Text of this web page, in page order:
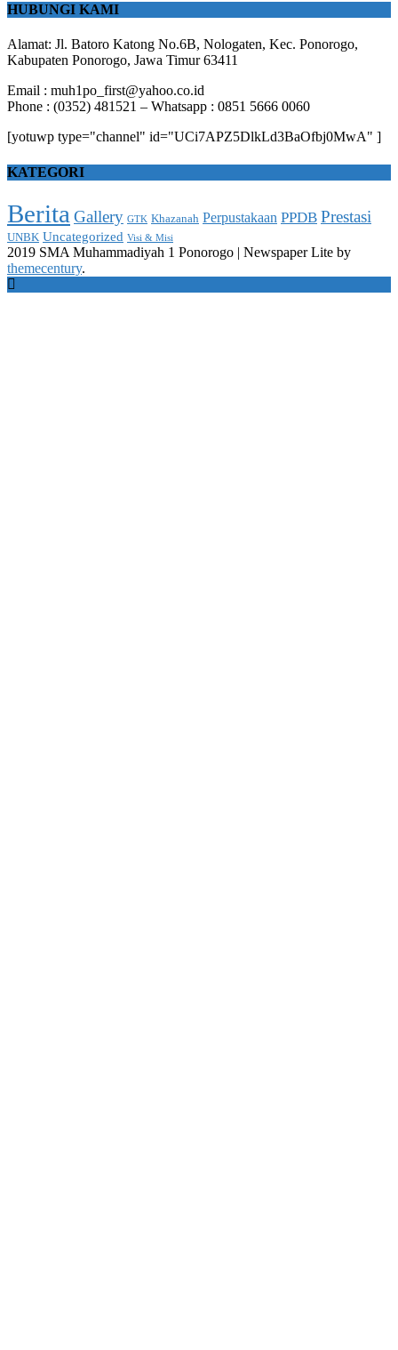
HUBUNGI KAMI
Alamat: Jl. Batoro Katong No.6B, Nologaten, Kec. Ponorogo,
Kabupaten Ponorogo, Jawa Timur 63411
Email : muh1po_first@yahoo.co.id
Phone : (0352) 481521 – Whatsapp : 0851 5666 0060
[yotuwp type="channel" id="UCi7APZ5DlkLd3BaOfbj0MwA" ]
KATEGORI
Berita Gallery GTK Khazanah Perpustakaan PPDB Prestasi
UNBK Uncategorized Visi & Misi
2019 SMA Muhammadiyah 1 Ponorogo | Newspaper Lite by
themecentury.